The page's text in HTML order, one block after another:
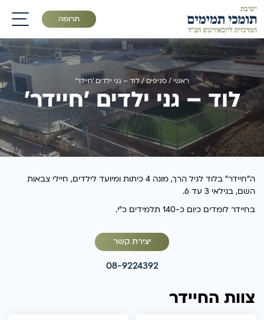
תרומה
תפריט
ראשי/סניפים/לוד – גני ילדים ׳חיידר׳
לוד – גני ילדים ׳חיידר׳
ה״חיידר״ בלוד לגיל הרך, מונה 4 כיתות ומיועד לילדים, חיילי צבאות
השם, בגילאי 3 עד 6.
בחיידר לומדים כיום כ-140 תלמידים כ״י.
יצירת קשר
08-9224392
צוות החיידר